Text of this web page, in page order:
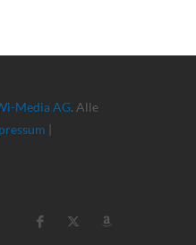
Media AG. Alle
|